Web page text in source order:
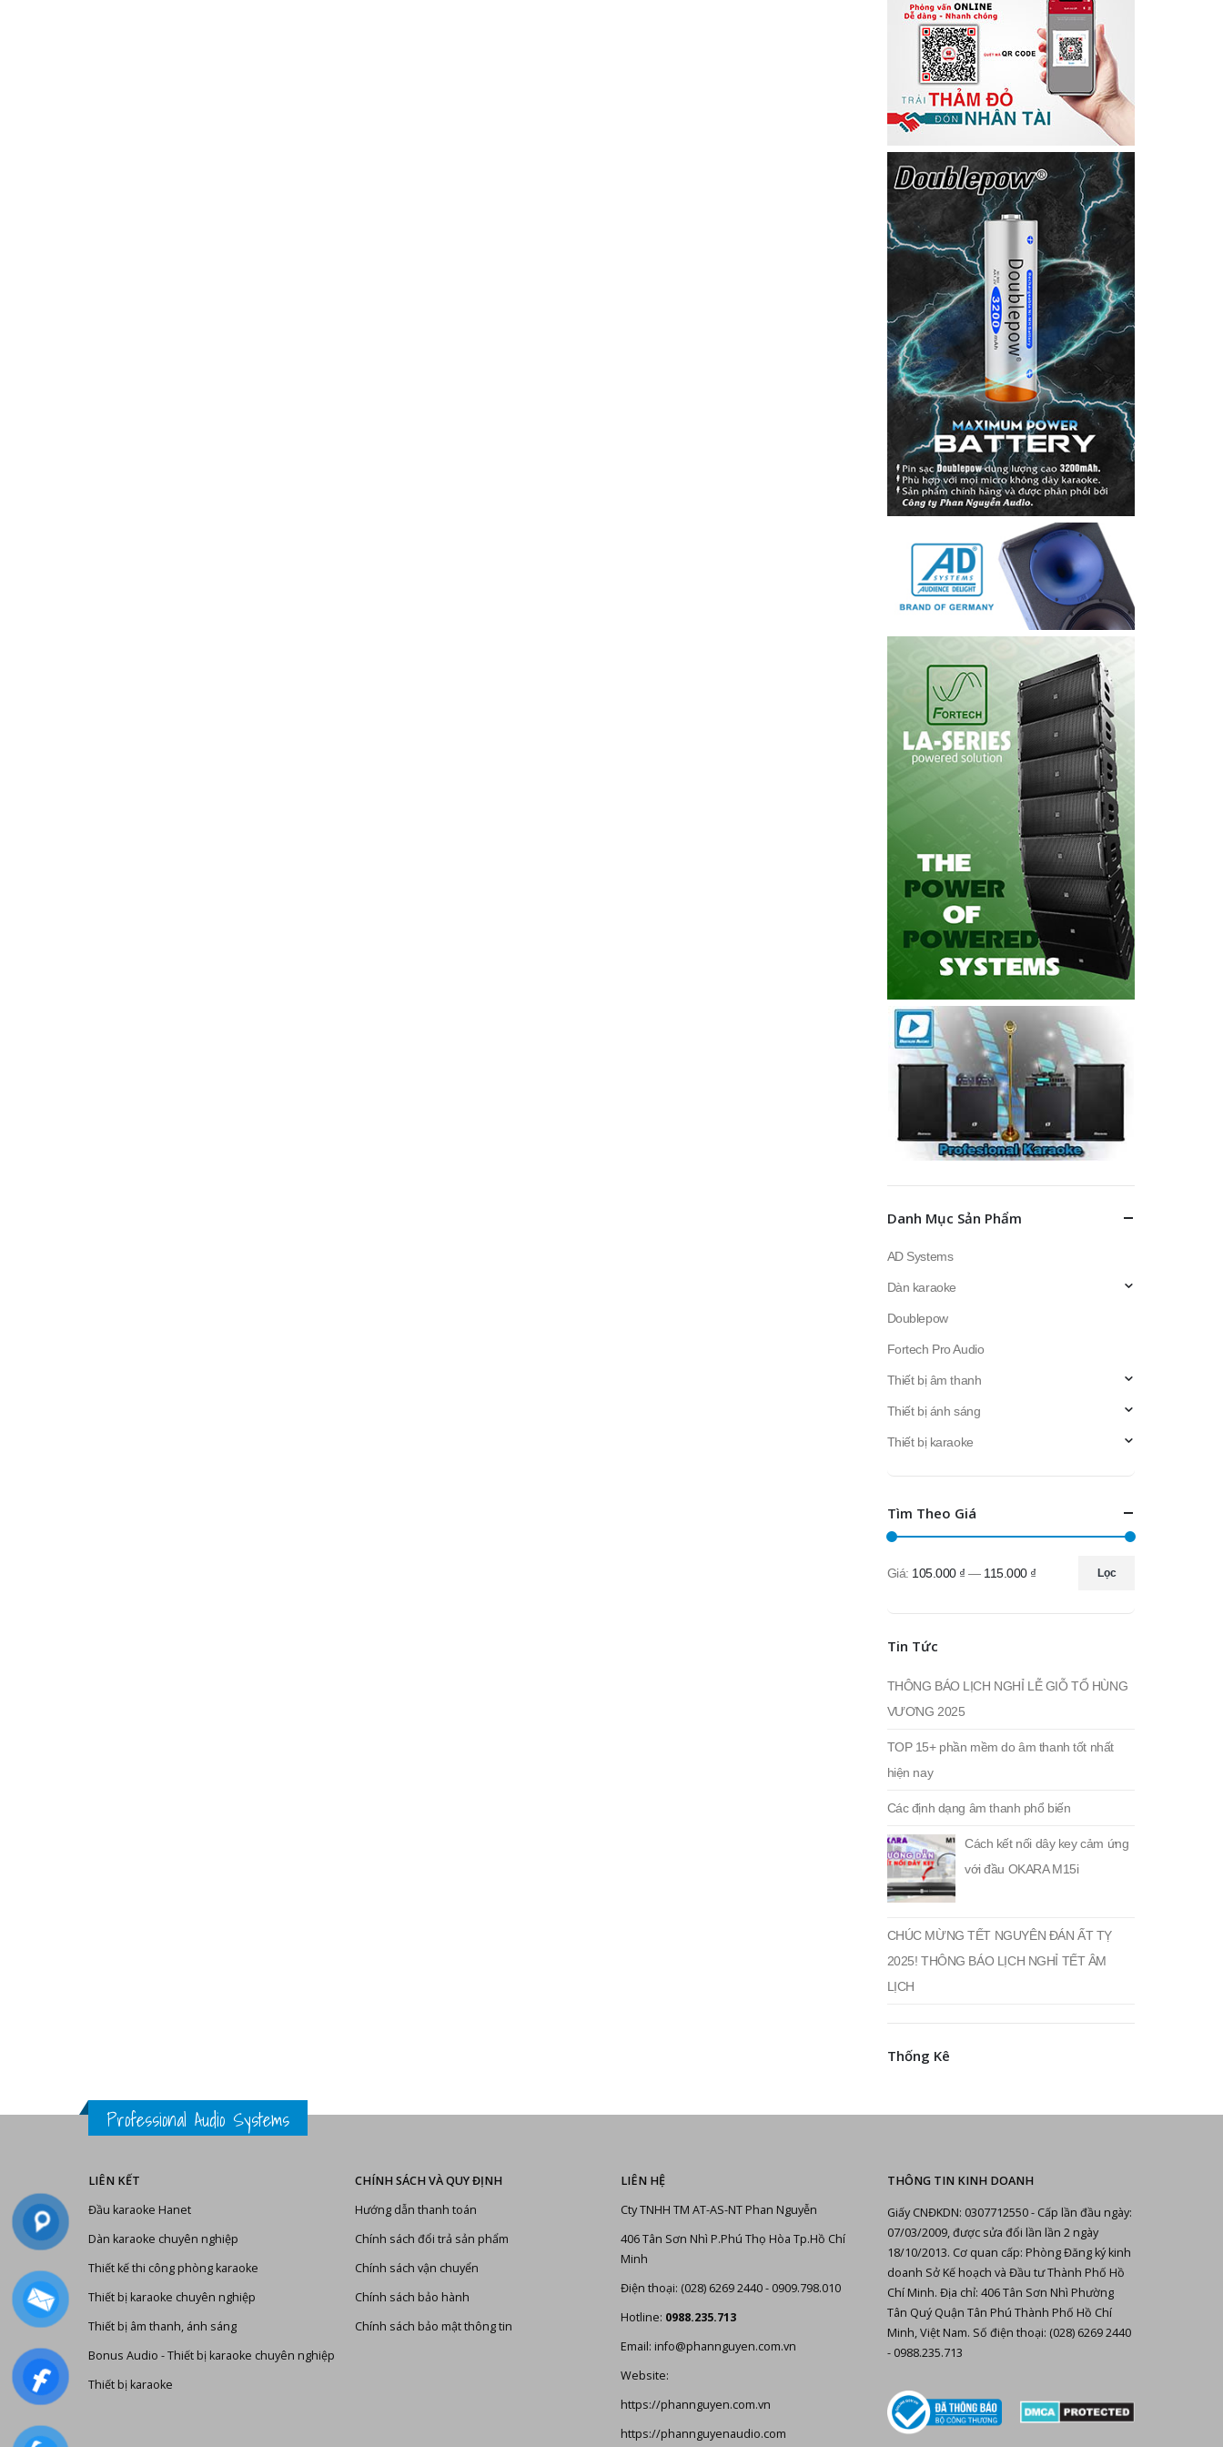
Danh Mục Sản Phẩm
AD Systems
Dàn karaoke
Doublepow
Fortech Pro Audio
Thiết bị âm thanh
Thiết bị ánh sáng
Thiết bị karaoke
Tìm Theo Giá
thấp
cao
Lọc
Giá: 105.000 ₫ — 115.000 ₫
Tin Tức
THÔNG BÁO LỊCH NGHỈ LỄ GIỖ TỔ HÙNG
VƯƠNG 2025
TOP 15+ phần mềm do âm thanh tốt nhất
hiện nay
Các định dạng âm thanh phổ biến
Cách kết nối dây key cảm ứng
với đầu OKARA M15i
CHÚC MỪNG TẾT NGUYÊN ĐÁN ẤT TỴ
2025! THÔNG BÁO LỊCH NGHỈ TẾT ÂM
LỊCH
Thống Kê
Professional Audio Systems
LIÊN KẾT
Đầu karaoke Hanet
Dàn karaoke chuyên nghiệp
Thiết kế thi công phòng karaoke
Thiết bị karaoke chuyên nghiệp
Thiết bị âm thanh, ánh sáng
Bonus Audio -Thiết bị karaoke chuyên nghiệp
Thiết bị karaoke
CHÍNH SÁCH VÀ QUY ĐỊNH
Hướng dẫn thanh toán
Chính sách đổi trả sản phẩm
Chính sách vận chuyển
Chính sách bảo hành
Chính sách bảo mật thông tin
LIÊN HỆ
Cty TNHH TM AT-AS-NT Phan Nguyễn
406 Tân Sơn Nhì P.Phú Thọ Hòa Tp.Hồ Chí
Minh
Điện thoại: (028) 6269 2440 - 0909.798.010
Hotline: 0988.235.713
Email: info@phannguyen.com.vn
Website:
https://phannguyen.com.vn
https://phannguyenaudio.com
THÔNG TIN KINH DOANH
Giấy CNĐKDN: 0307712550 - Cấp lần đầu ngày:
07/03/2009, được sửa đổi lần lần 2 ngày
18/10/2013. Cơ quan cấp: Phòng Đăng ký kinh
doanh Sở Kế hoạch và Đầu tư Thành Phố Hồ
Chí Minh. Địa chỉ: 406 Tân Sơn Nhì Phường
Tân Quý Quận Tân Phú Thành Phố Hồ Chí
Minh, Việt Nam. Số điện thoại: (028) 6269 2440
- 0988.235.713